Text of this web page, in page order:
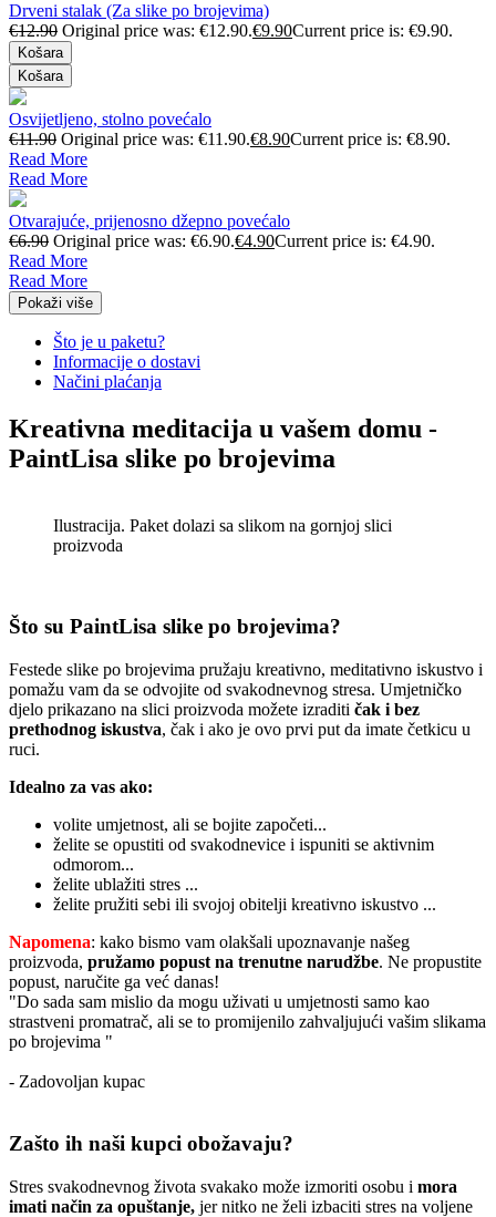
Drveni stalak (Za slike po brojevima)
€12.90 Original price was: €12.90.€9.90Current price is: €9.90.
Košara
Košara
Osvijetljeno, stolno povećalo
€11.90 Original price was: €11.90.€8.90Current price is: €8.90.
Read More
Read More
Otvarajuće, prijenosno džepno povećalo
€6.90 Original price was: €6.90.€4.90Current price is: €4.90.
Read More
Read More
Pokaži više
Što je u paketu?
Informacije o dostavi
Načini plaćanja
Kreativna meditacija u vašem domu -
PaintLisa slike po brojevima
Ilustracija. Paket dolazi sa slikom na gornjoj slici
proizvoda
Što su PaintLisa slike po brojevima?
Festede slike po brojevima pružaju kreativno, meditativno iskustvo i
pomažu vam da se odvojite od svakodnevnog stresa. Umjetničko
djelo prikazano na slici proizvoda možete izraditi čak i bez
prethodnog iskustva, čak i ako je ovo prvi put da imate četkicu u
ruci.
Idealno za vas ako:
volite umjetnost, ali se bojite započeti...
želite se opustiti od svakodnevice i ispuniti se aktivnim
odmorom...
želite ublažiti stres ...
želite pružiti sebi ili svojoj obitelji kreativno iskustvo ...
Napomena: kako bismo vam olakšali upoznavanje našeg
proizvoda, pružamo popust na trenutne narudžbe. Ne propustite
popust, naručite ga već danas!
"Do sada sam mislio da mogu uživati u umjetnosti samo kao
strastveni promatrač, ali se to promijenilo zahvaljujući vašim slikama
po brojevima "
- Zadovoljan kupac
Zašto ih naši kupci obožavaju?
Stres svakodnevnog života svakako može izmoriti osobu i mora
imati način za opuštanje, jer nitko ne želi izbaciti stres na voljene